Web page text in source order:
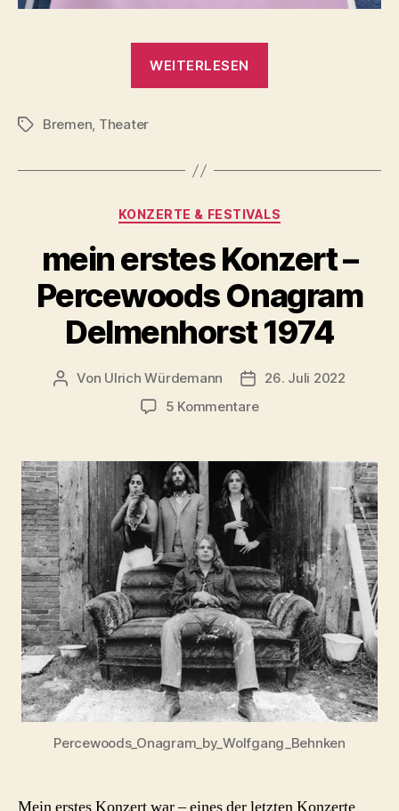
WEITERLESEN
/
Bremen
Schlagwörter
Bremen, Theater
Kategorien
KONZERTE & FESTIVALS
mein erstes Konzert –
Percewoods Onagram
Delmenhorst 1974
Beitragsautor
Von Ulrich Würdemann Beitragsdatum
26. Juli 2022
5 Kommentarezu
Konzert
Percewoods
Onagram
Delmenhorst
1974
Percewoods_Onagram_by_Wolfgang_Behnken
Mein erstes Konzert war – eines der letzten Konzerte